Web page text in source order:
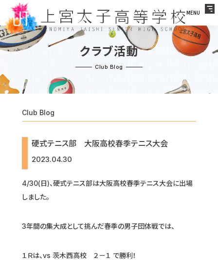
MENU
クラブ活動
Club Blog
硬式テニス部 大阪高校春季テニス大会
2023.04.30
4/30(日)、硬式テニス部は大阪高校春季テニス大会に出場
しました。
3年間の集大成として挑んだ春季の男子団体戦では、
１Ｒは、vs 茨木西高校 ２－１ で勝利！